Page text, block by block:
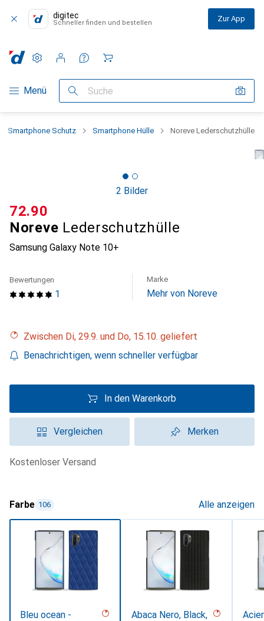
digitec
Schneller finden und bestellen Zur App
Navigation nach Kategorien
Menü Suche
Einstellungen
Kundenkonto
Vergleichslisten
Merklisten
Warenkorb
Smartphone Schutz Smartphone Hülle Noreve Lederschutzhülle
2 Bilder
Noreve Lederschutzhülle
Samsung Galaxy Note 10+
CHF
72.90
1
Bewertungen Marke
Mehr von Noreve
Zwischen Di, 29.9. und Do, 15.10. geliefert
Benachrichtigen, wenn schneller verfügbar
In den Warenkorb
Vergleichen Merken
kostenloser Versand
Farbe 106 Alle anzeigen
Bleu ocean -
Abaca Nero, Black,